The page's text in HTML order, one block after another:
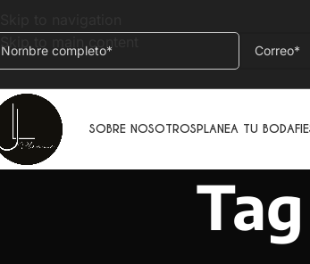
Skip to main content
SOBRE NOSOTROSPLANEA TU BODA